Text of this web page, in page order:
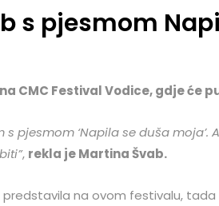
s pjesmom
CMC Festival Vodice, gdje će
s pjesmom ‘Napila se duša
, rekla je Martina Švab.
na ovom festivalu,